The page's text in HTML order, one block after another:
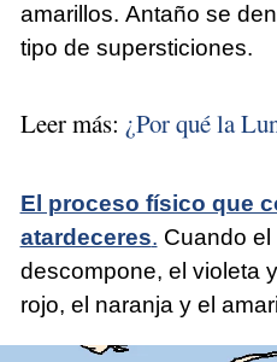
amarillos. Antaño se
tipo de supersticiones.
Leer más: ¿Por qué la
El proceso físico que
atardeceres. Cuando
descompone, el violeta
rojo, el naranja y el